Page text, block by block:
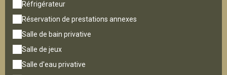
Réfrigérateur
Réservation de prestations annexes
Salle de bain privative
Salle de jeux
Salle d'eau privative